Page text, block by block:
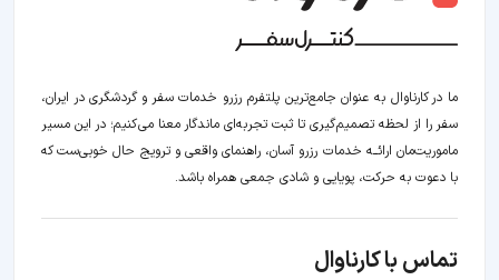
ما در کارناوال به عنوان جامع‌ترین پلتفرم رزرو خدمات سفر و گردشگری در ایران،
سفر را از لحظه‌ تصمیم‌گیری تا ثبت تجربه‌ای ماندگار معنا می‌کنیم؛ در این مسیر‍
ماموریت‌مان اراﺋــﻪ خدمات رزرو آسان، راهنمای واقعی و ترویج حال خوبی‌ست که
با دعوت به حرکت، پویایی و شادی جمعی همراه باشد.
تماس با کارناوال